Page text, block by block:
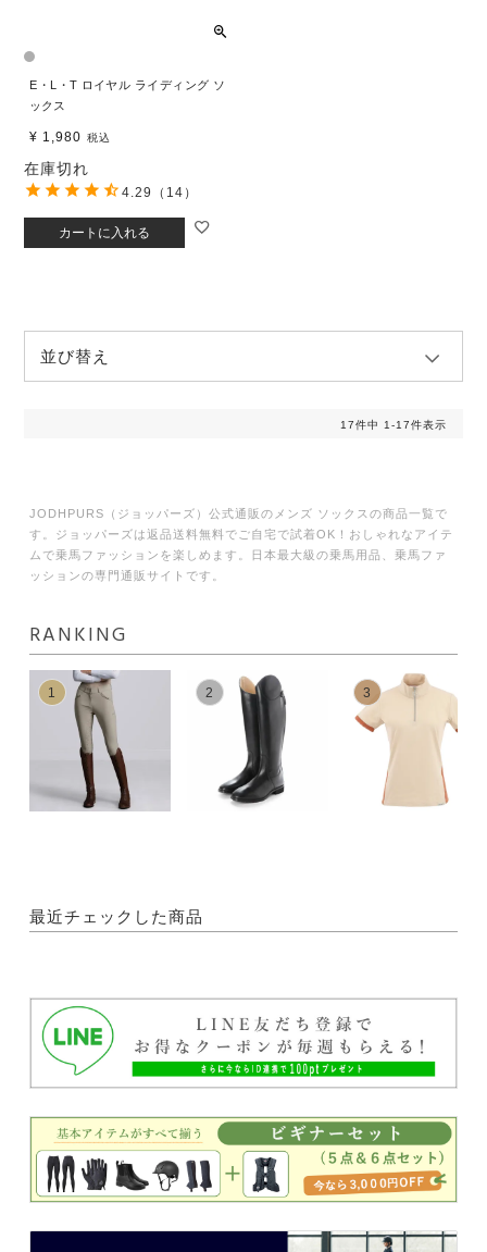
E・L・T ロイヤル ライディング ソ
ックス
¥ 1,980 税込
在庫切れ
カートに入れる
4.29 （14）
並び替え
17件中 1-17件表示
JODHPURS（ジョッパーズ）公式通販のメンズ ソックスの商品一覧で
す。ジョッパーズは返品送料無料でご自宅で試着OK！おしゃれなアイテ
ムで乗馬ファッションを楽しめます。日本最大級の乗馬用品、乗馬ファ
ッションの専門通販サイトです。
RANKING
1 2 3
最近チェックした商品